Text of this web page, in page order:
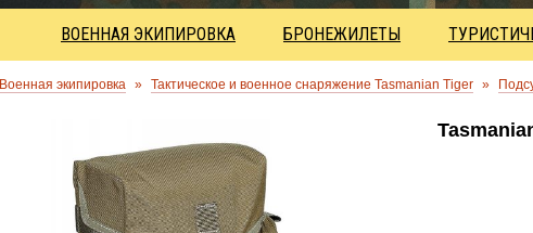
ВОЕННАЯ ЭКИПИРОВКА БРОНЕЖИЛЕТЫ
Военная экипировка » Тактическое и военное снаряжение Tasmanian Tiger »